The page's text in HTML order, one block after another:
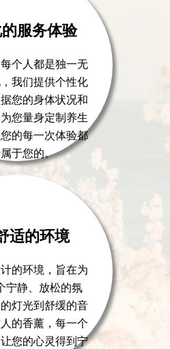
服务体验
个人都是独一无
我们提供个性化
您的身体状况和
您量身定制养生
的每一次体验都
于您的。
适的环境
的环境，旨在为
宁静、放松的氛
灯光到舒缓的音
的香薰，每一个
您的心灵得到宁